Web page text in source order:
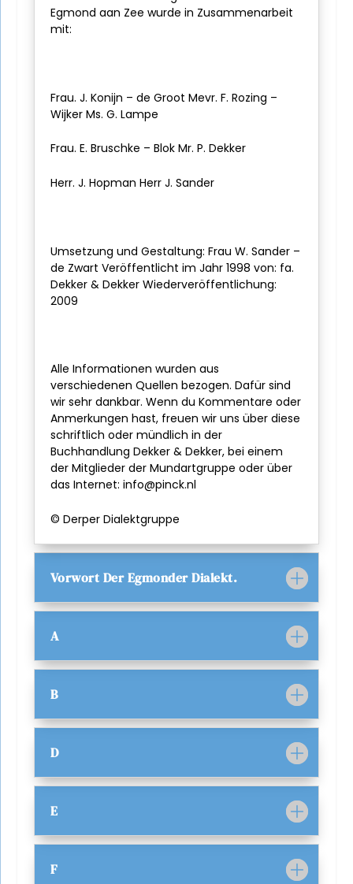
Egmond aan Zee wurde in Zusammenarbeit
mit:
Frau. J. Konijn – de Groot Mevr. F. Rozing –
Wijker Ms. G. Lampe
Frau. E. Bruschke – Blok Mr. P. Dekker
Herr. J. Hopman Herr J. Sander
Umsetzung und Gestaltung: Frau W. Sander –
de Zwart Veröffentlicht im Jahr 1998 von: fa.
Dekker & Dekker Wiederveröffentlichung:
2009
Alle Informationen wurden aus
verschiedenen Quellen bezogen. Dafür sind
wir sehr dankbar. Wenn du Kommentare oder
Anmerkungen hast, freuen wir uns über diese
schriftlich oder mündlich in der
Buchhandlung Dekker & Dekker, bei einem
der Mitglieder der Mundartgruppe oder über
das Internet: info@pinck.nl
© Derper Dialektgruppe
Vorwort Der Egmonder Dialekt.
A
B
D
E
F